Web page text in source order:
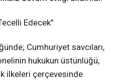
Edecek”
Cumhuriyet savcıları,
hukukun üstünlüğü,
ilkeleri çerçevesinde